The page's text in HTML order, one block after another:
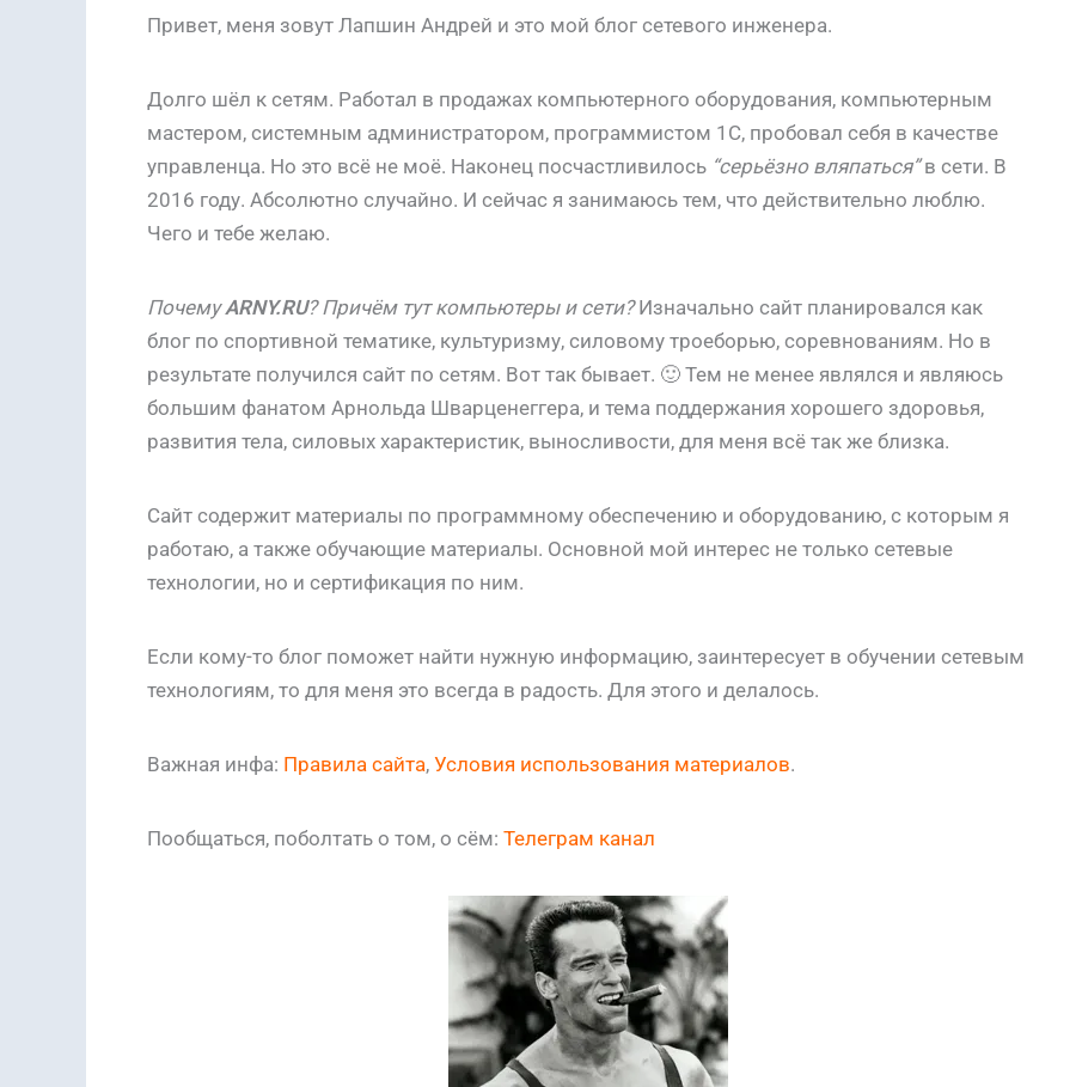
Привет, меня зовут Лапшин Андрей и это мой блог сетевого инженера.
Долго шёл к сетям. Работал в продажах компьютерного оборудования, компьютерным
мастером, системным администратором, программистом 1С, пробовал себя в качестве
управленца. Но это всё не моё. Наконец посчастливилось “серьёзно вляпаться”в сети. В
2016 году. Абсолютно случайно. И сейчас я занимаюсь тем, что действительно люблю.
Чего и тебе желаю.
ПочемуARNY.RU? Причём тут компьютеры и сети?Изначально сайт планировался как
блог по спортивной тематике, культуризму, силовому троеборью, соревнованиям. Но в
результате получился сайт по сетям. Вот так бывает. 🙂 Тем не менее являлся и являюсь
большим фанатом Арнольда Шварценеггера, и тема поддержания хорошего здоровья,
развития тела, силовых характеристик, выносливости, для меня всё так же близка.
Сайт содержит материалы по программному обеспечению и оборудованию, с которым я
работаю, а также обучающие материалы. Основной мой интерес не только сетевые
технологии, но и сертификация по ним.
Если кому-то блог поможет найти нужную информацию, заинтересует в обучении сетевым
технологиям, то для меня это всегда в радость. Для этого и делалось.
Важная инфа: Правила сайта, Условия использования материалов.
Пообщаться, поболтать о том, о сём: Телеграм канал